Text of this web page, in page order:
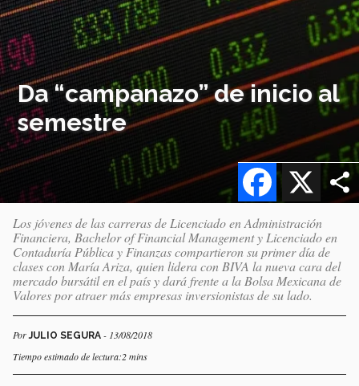
Da “campanazo” de inicio al
semestre
X
Facebook
Los jóvenes de las carreras de Licenciado en Administración
Financiera, Bachelor of Financial Management y Licenciado en
Contaduría Pública y Finanzas compartieron su primer día de
clases con María Ariza, quien lidera con BIVA la nueva cara del
mercado bursátil en el país y dará frente a la Bolsa Mexicana de
Valores por atraer más empresas inversionistas de su lado.
PorJULIO SEGURA - 13/08/2018
Tiempo estimado de lectura:2 mins